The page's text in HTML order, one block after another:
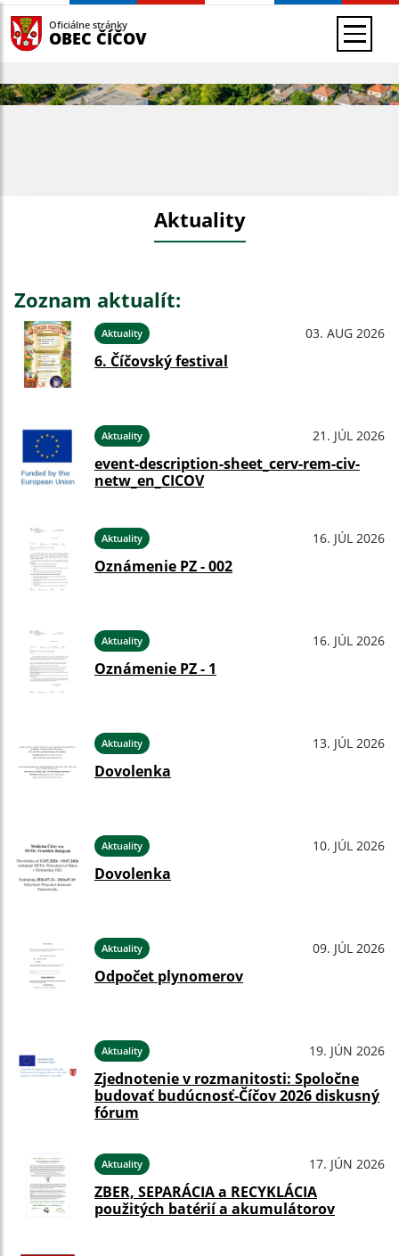
Oficiálne stránky
OBEC ČÍČOV
Aktuality
Zoznam aktualít:
Aktuality 03. AUG 2026
6. Číčovský festival
Aktuality 21. JÚL 2026
event-description-sheet_cerv-rem-civ-
netw_en_CICOV
Aktuality 16. JÚL 2026
Oznámenie PZ - 002
Aktuality 16. JÚL 2026
Oznámenie PZ - 1
Aktuality 13. JÚL 2026
Dovolenka
Aktuality 10. JÚL 2026
Dovolenka
Aktuality 09. JÚL 2026
Odpočet plynomerov
Aktuality 19. JÚN 2026
Zjednotenie v rozmanitosti: Spoločne
budovať budúcnosť-Číčov 2026 diskusný
fórum
Aktuality 17. JÚN 2026
ZBER, SEPARÁCIA a RECYKLÁCIA
použitých batérií a akumulátorov